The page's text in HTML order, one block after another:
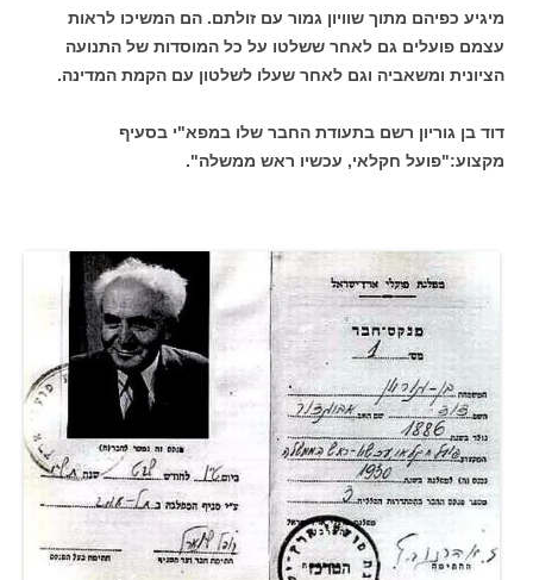
מיגיע כפיהם מתוך שוויון גמור עם זולתם. הם המשיכו לראות
עצמם פועלים גם לאחר ששלטו על כל המוסדות של התנועה
הציונית ומשאביה וגם לאחר שעלו לשלטון עם הקמת המדינה.
דוד בן גוריון רשם בתעודת החבר שלו במפא"י בסעיף
מקצוע:"פועל חקלאי, עכשיו ראש ממשלה".